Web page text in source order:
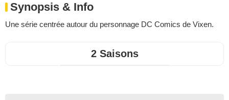
Synopsis & Info
Une série centrée autour du personnage DC Comics de Vixen.
2 Saisons